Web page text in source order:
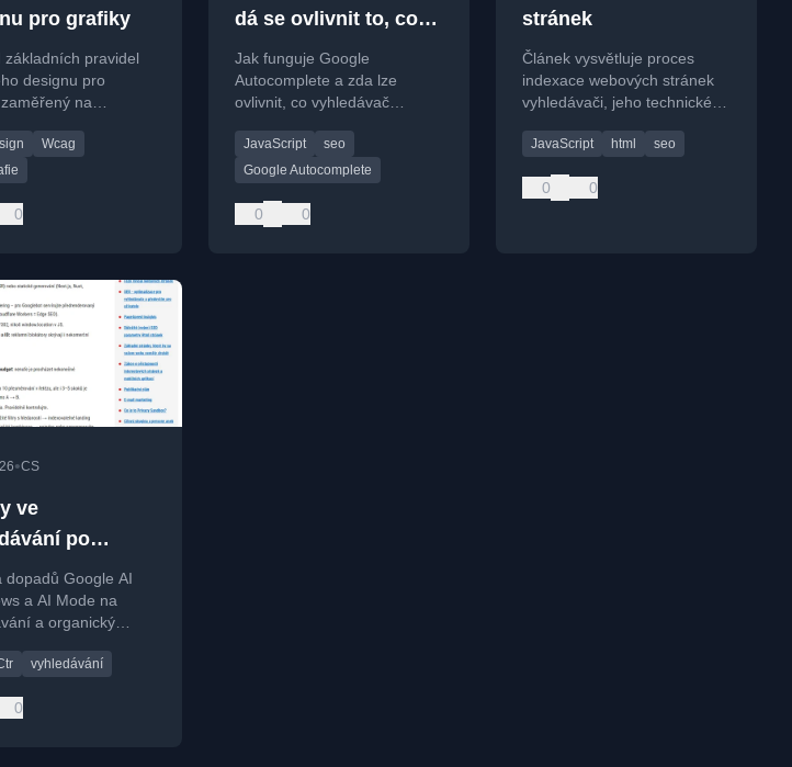
pro grafiky
základních pravidel
designu pro
na
Wcag
0
dá se ovlivnit to, co
nám vyhledávač
„radí"?
Jak funguje Google
Autocomplete a zda lze
ovlivnit, co vyhledávač
možností pro firmy.
JavaScript
seo
Google Autocomplete
0 0
stránek
Článek vysvětluje proces
indexace webových stránek
vyhledávači, jeho technické
ovlivňují.
JavaScript html seo
0 0
•CS
ve
po
Google AI
a Google
dopadů Google AI
a AI Mode na
a organický
vyhledávání
0